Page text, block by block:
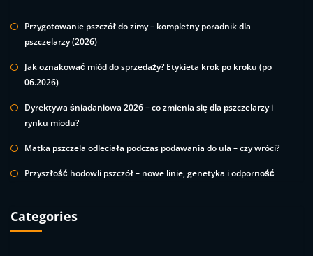
Przygotowanie pszczół do zimy – kompletny poradnik dla
pszczelarzy (2026)
Jak oznakować miód do sprzedaży? Etykieta krok po kroku (po
06.2026)
Dyrektywa śniadaniowa 2026 – co zmienia się dla pszczelarzy i
rynku miodu?
Matka pszczela odleciała podczas podawania do ula – czy wróci?
Przyszłość hodowli pszczół – nowe linie, genetyka i odporność
Categories